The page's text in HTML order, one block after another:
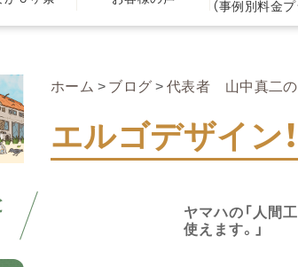
（事例別料金プ
ホーム ブログ 代表者 山中真二
エルゴデザイン
ヤマハの「人間
使えます。」